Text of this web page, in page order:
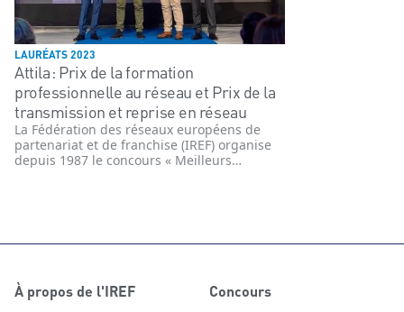
LAURÉATS 2023
Attila : Prix de la formation
professionnelle au réseau et Prix de la
transmission et reprise en réseau
La Fédération des réseaux européens de
partenariat et de franchise (IREF) organise
depuis 1987 le concours « Meilleurs
À propos de l'IREF Concours